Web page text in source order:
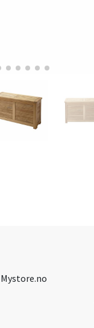
Mystore.no